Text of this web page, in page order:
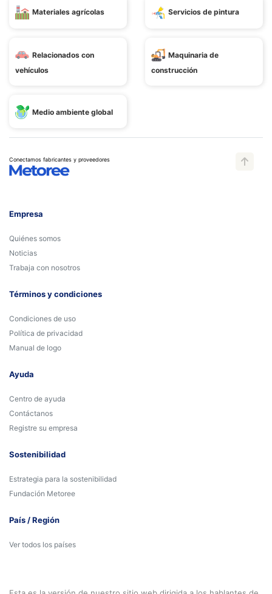
Materiales agrícolas Servicios de pintura
Relacionados con
vehículos
Maquinaria de
construcción
Medio ambiente global
Conectamos fabricantes y proveedores
Empresa
Quiénes somos
Noticias
Trabaja con nosotros
Términos y condiciones
Condiciones de uso
Política de privacidad
Manual de logo
Ayuda
Centro de ayuda
Contáctanos
Registre su empresa
Sostenibilidad
Estrategia para la sostenibilidad
Fundación Metoree
País / Región
Ver todos los países